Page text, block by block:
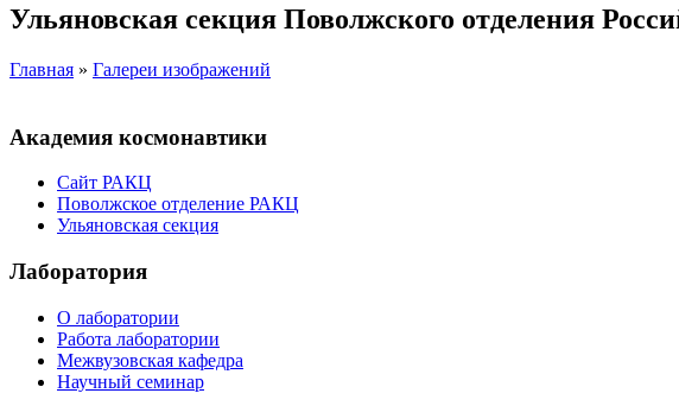
Ульяновская секция Поволжского отделения
Главная » Галереи изображений
Академия космонавтики
Сайт РАКЦ
Поволжское отделение РАКЦ
Ульяновская секция
Лаборатория
О лаборатории
Работа лаборатории
Межвузовская кафедра
Научный семинар